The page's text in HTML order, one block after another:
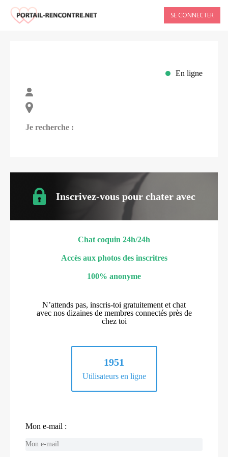
SE CONNECTER
En ligne
Je recherche :
Inscrivez-vous pour chater avec
Chat coquin 24h/24h
Accès aux photos des inscritres
100% anonyme
N’attends pas, inscris-toi gratuitement et chat
avec nos dizaines de membres connectés près de
chez toi
1951
Utilisateurs en ligne
Mon e-mail :